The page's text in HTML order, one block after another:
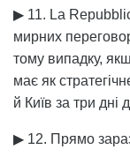
▶ 11. La
мирних
тому випадку,
має як
й Київ за три дні
▶ 12. Прямо